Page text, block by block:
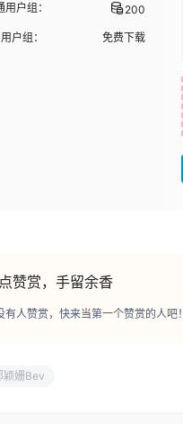
用户组： 200
户组： 免费下载
赞赏，手留余香
有人赞赏，快来当第一个赞赏的人吧！
颖姗Bev